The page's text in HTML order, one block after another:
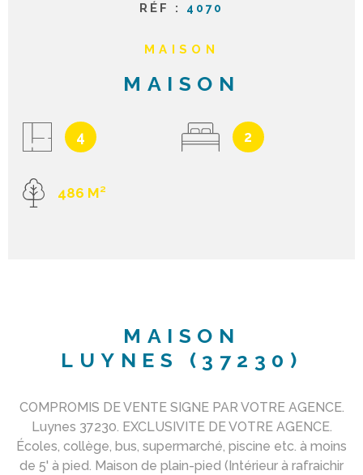
RÉF : 4070
MAISON
MAISON
4 2
486 M²
MAISON
LUYNES (37230)
COMPROMIS DE VENTE SIGNE PAR VOTRE AGENCE.
Luynes 37230. EXCLUSIVITE DE VOTRE AGENCE.
Écoles, collège, bus, supermarché, piscine etc. à moins
de 5' à pied. Maison de plain-pied (Intérieur à rafraichir